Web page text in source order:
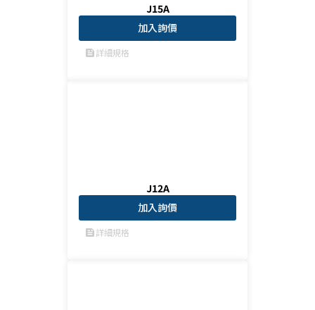
J15A
加入詢價
feed詳細規格
J12A
加入詢價
feed詳細規格